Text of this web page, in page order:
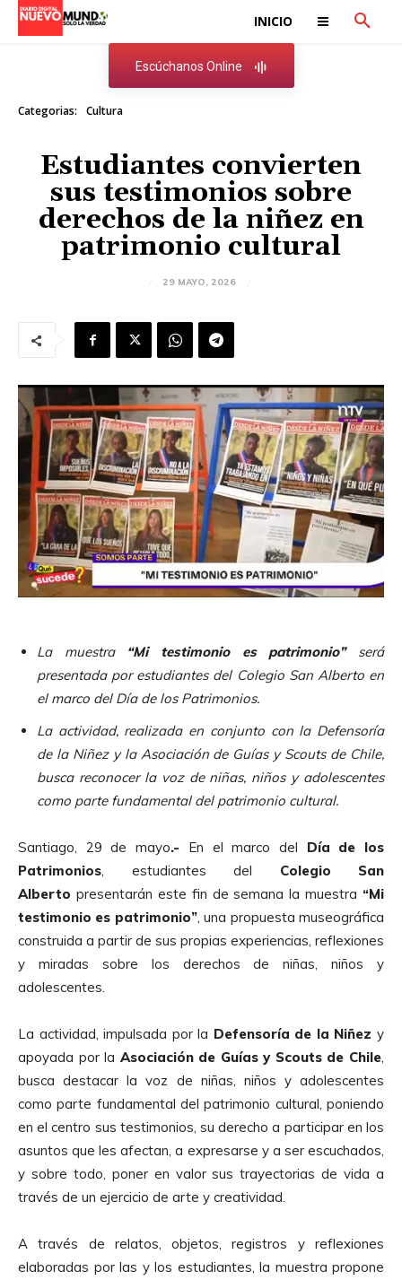
INICIO
Escúchanos Online
Categorias: Cultura
Estudiantes convierten
sus testimonios sobre
derechos de la niñez en
patrimonio cultural
29 MAYO, 2026
La muestra “Mi testimonio es patrimonio”será
presentada por estudiantes del Colegio San Alberto en
el marco del Día de los Patrimonios.
La actividad, realizada en conjunto con la Defensoría
de la Niñez y la Asociación de Guías y Scouts de Chile,
busca reconocer la voz de niñas, niños y adolescentes
como parte fundamental del patrimonio cultural.
Santiago, 29 de mayo.- En el marco del Día de los
Patrimonios , estudiantes del Colegio San
Alberto presentarán este fin de semana la muestra “Mi
testimonio es patrimonio”, una propuesta museográfica
construida a partir de sus propias experiencias, reflexiones
y miradas sobre los derechos de niñas, niños y
adolescentes.
La actividad, impulsada por la Defensoría de la Niñez y
apoyada por la Asociación de Guías y Scouts de Chile
busca destacar la voz de niñas, niños y adolescentes
como parte fundamental del patrimonio cultural, poniendo
en el centro sus testimonios, su derecho a participar en los
asuntos que les afectan, a expresarse y a ser escuchados,
y sobre todo, poner en valor sus trayectorias de vida a
través de un ejercicio de arte y creatividad.
A través de relatos, objetos, registros y reflexiones
elaboradas por las y los estudiantes, la muestra propone